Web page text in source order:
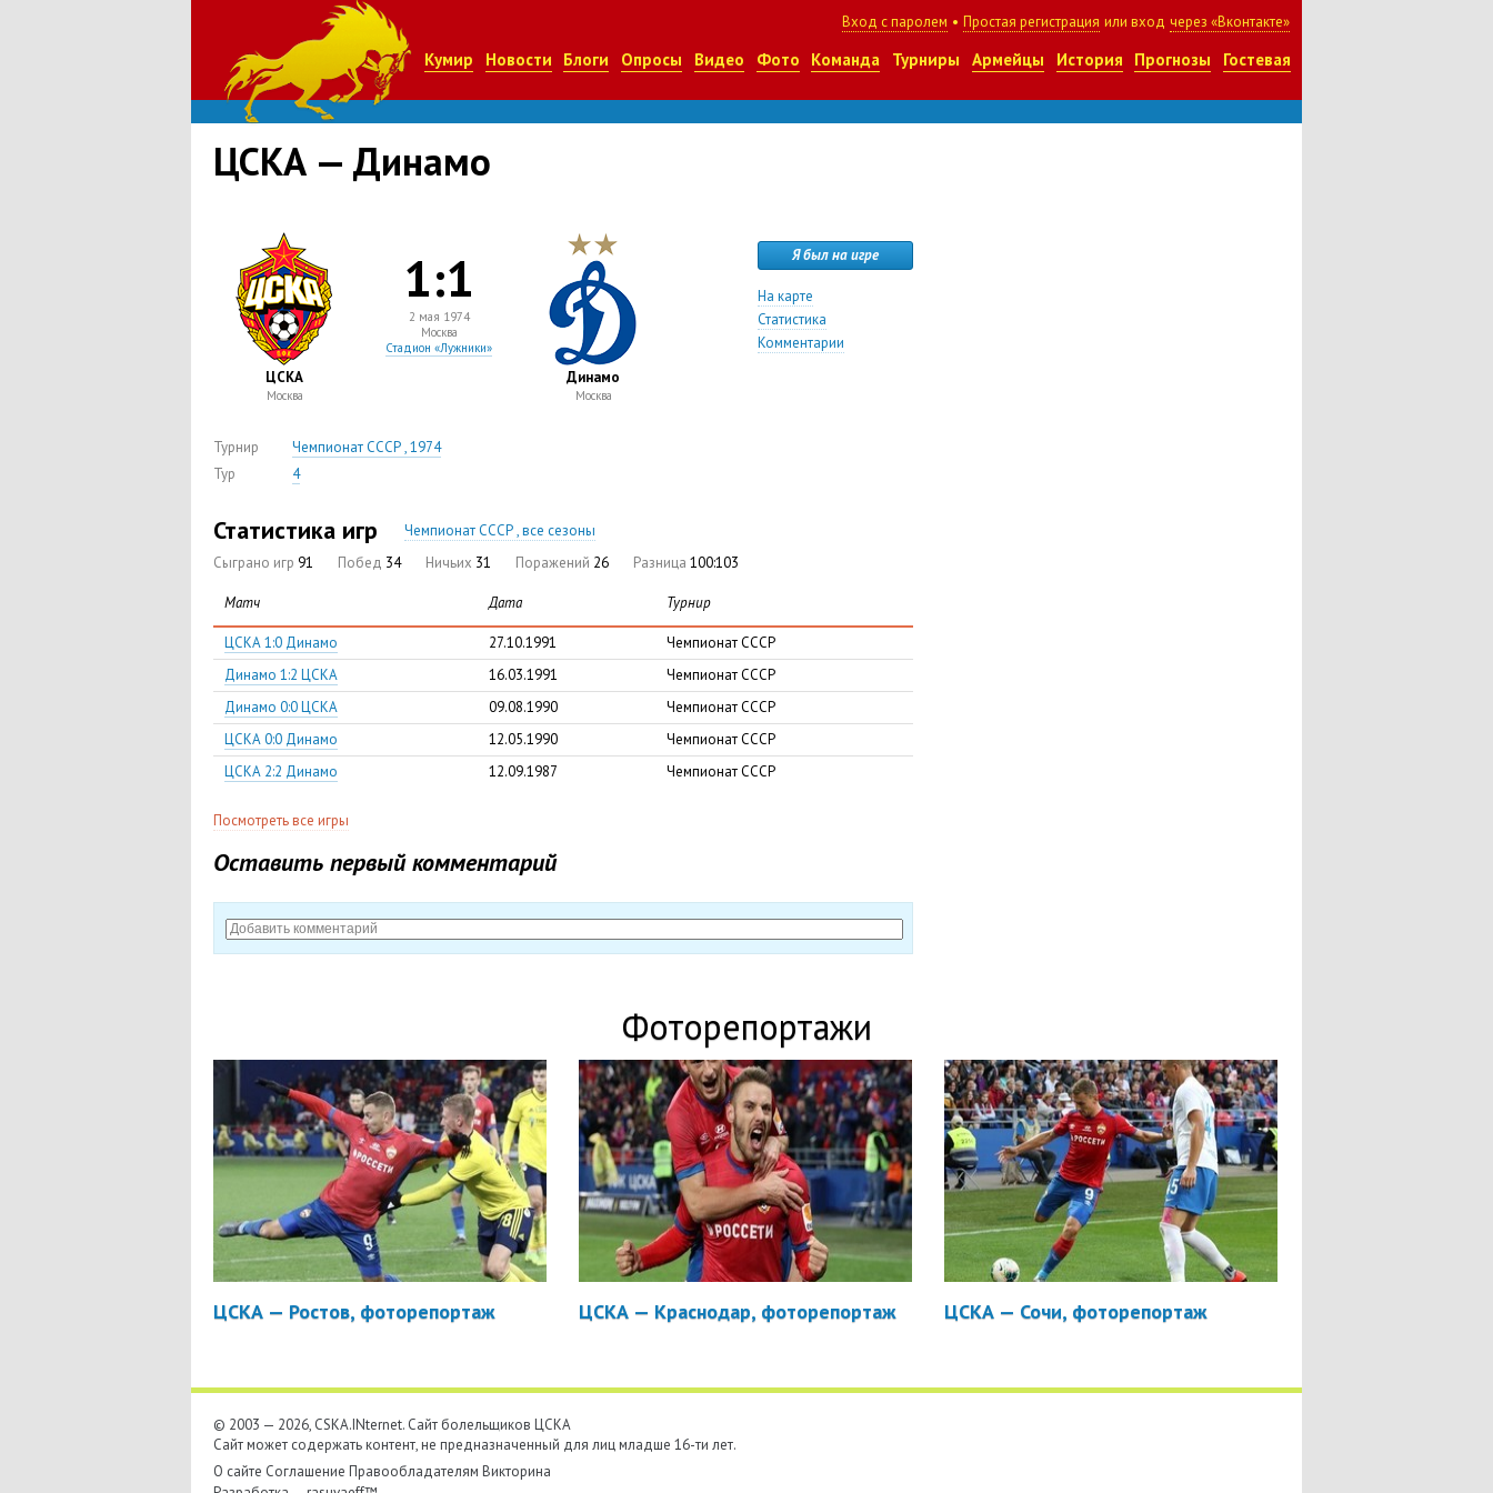
Вход с паролем • Простая регистрация или вход через «Вконтакте»
Кумир Новости Блоги Опросы Видео Фото Команда Турниры Армейцы История Прогнозы Гостевая
ЦСКА — Динамо
ЦСКА
Москва
1:1
2 мая 1974
Москва
Стадион «Лужники»
Динамо
Москва
Турнир
Чемпионат СССР , 1974
Тур
4
Я был на игре
На карте
Статистика
Комментарии
Статистика игр
Чемпионат СССР , все сезоны
Сыграно игр 91 Побед 34 Ничьих 31 Поражений 26 Разница 100:103
Матч Дата Турнир
ЦСКА 1:0 Динамо 27.10.1991
Чемпионат СССР
Динамо 1:2 ЦСКА
16.03.1991
Чемпионат СССР
Динамо 0:0 ЦСКА
09.08.1990
Чемпионат СССР
ЦСКА 0:0 Динамо
12.05.1990
Чемпионат СССР
ЦСКА 2:2 Динамо
12.09.1987 Чемпионат СССР
Посмотреть все игры
Оставить первый комментарий
Фоторепортажи
ЦСКА — Ростов, фоторепортаж ЦСКА — Краснодар, фоторепортаж ЦСКА — Сочи, фоторепортаж
© 2003 — 2026, CSKA.INternet. Cайт болельщиков ЦСКА
Сайт может содержать контент, не предназначенный для лиц младше 16-ти лет.
О сайте Соглашение Правообладателям Викторина